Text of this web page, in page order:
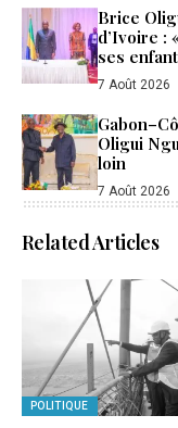
Brice
d’Ivoire :
ses
7 Août 2026
Oligui
loin
7 Août 2026
Related Articles
POLITIQUE